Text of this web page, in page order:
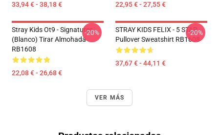
33,94 € - 38,18 € 22,95 € - 27,55 €
Stray Kids Ot9 - Signatures
(blanco) Tirar Almohada
RB1608
22,08 € - 26,68 €
-20%
STRAY KIDS FELIX - 5 STAR
Pullover Sweatshirt RB1608
37,67 € - 44,11 €
-20%
VER MÁS